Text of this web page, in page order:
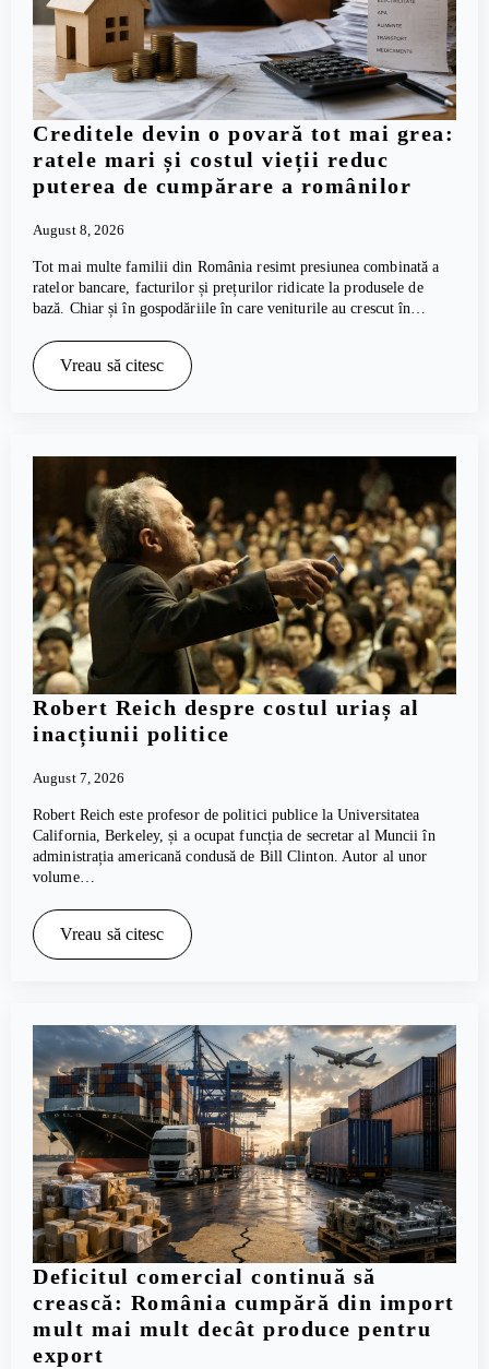
Creditele devin o povară tot mai grea:
ratele mari și costul vieții reduc
puterea de cumpărare a românilor
August 8, 2026
Tot mai multe familii din România resimt presiunea combinată a
ratelor bancare, facturilor și prețurilor ridicate la produsele de
bază. Chiar și în gospodăriile în care veniturile au crescut în…
Vreau să citesc
Robert Reich despre costul uriaș al
inacțiunii politice
August 7, 2026
Robert Reich este profesor de politici publice la Universitatea
California, Berkeley, și a ocupat funcția de secretar al Muncii în
administrația americană condusă de Bill Clinton. Autor al unor
volume…
Vreau să citesc
Deficitul comercial continuă să
crească: România cumpără din import
mult mai mult decât produce pentru
export